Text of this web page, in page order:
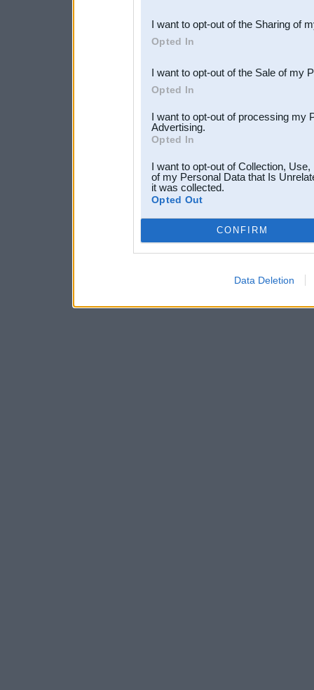
Downstream Participants
third parties.
I want to opt-out of the Sharing of
Opted In
I want to opt-out of the Sale of my
Opted In
I want to opt-out of processing my
Advertising.
Opted In
I want to opt-out of Collection,
of my Personal Data that Is
it was collected.
Opted Out
CONFIRM
Data Deletion